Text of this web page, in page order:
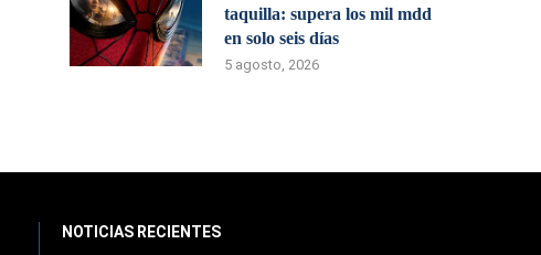
taquilla: supera los mil mdd
en solo seis días
5 agosto, 2026
NOTICIAS RECIENTES